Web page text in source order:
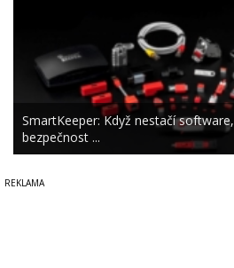
SmartKeeper: Když nestačí
bezpečnost ...